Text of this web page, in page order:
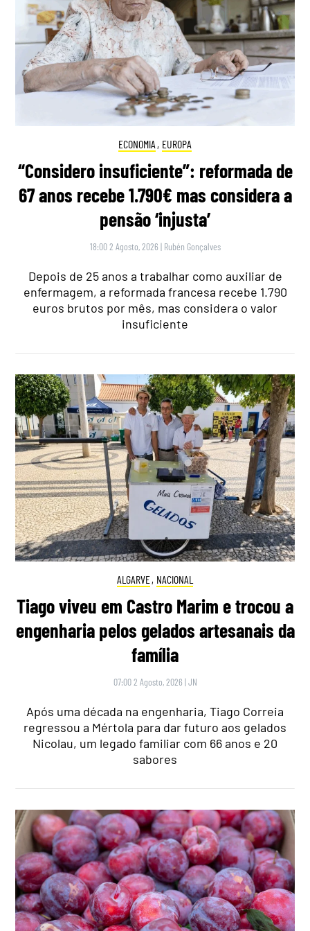
ECONOMIA , EUROPA
“Considero insuficiente”: reformada de
67 anos recebe 1.790€ mas considera a
pensão ‘injusta’
18:00 2 Agosto, 2026 | Rubén Gonçalves
Depois de 25 anos a trabalhar como auxiliar de
enfermagem, a reformada francesa recebe 1.790
euros brutos por mês, mas considera o valor
insuficiente
ALGARVE, NACIONAL
Tiago viveu em Castro Marim e trocou a
engenharia pelos gelados artesanais da
família
07:00 2 Agosto, 2026 |JN
Após uma década na engenharia, Tiago Correia
regressou a Mértola para dar futuro aos gelados
Nicolau, um legado familiar com 66 anos e 20
sabores